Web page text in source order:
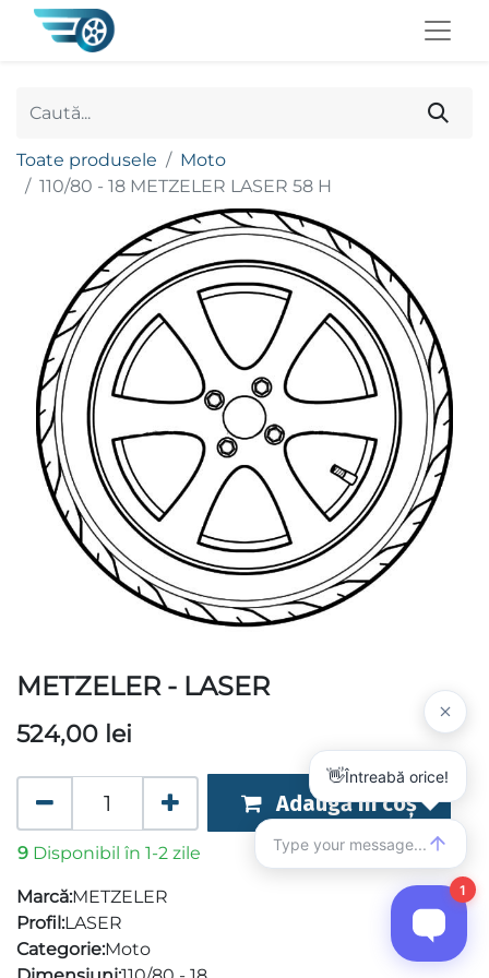
Toate produsele
Moto
110/80 - 18 METZELER LASER 58 H
METZELER - LASER
524,00 lei
Adaugă în coș
9 Disponibil în 1-2 zile
Marcă:METZELER
Profil:LASER
Categorie:Moto